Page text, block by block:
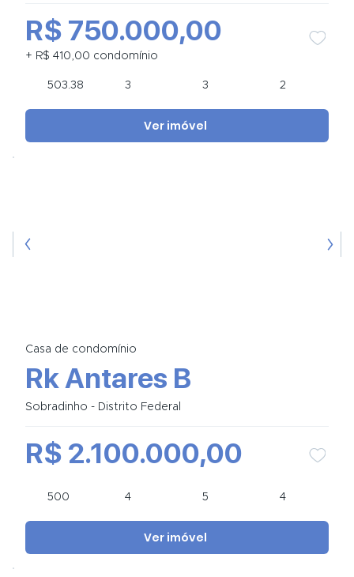
503.38 3 3 2
R$ 750.000,00
+ R$ 410,00 condomínio
Ver imóvel
Casa de condomínio
Rk Antares B
Sobradinho - Distrito Federal
500 4 5 4
R$ 2.100.000,00
Ver imóvel